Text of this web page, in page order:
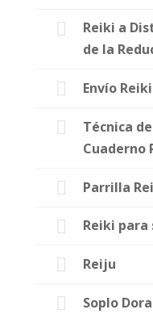
Reiki a
de la
Envío
Técnica
Cuaderno
Parrilla
Reiki para
Reiju
Soplo